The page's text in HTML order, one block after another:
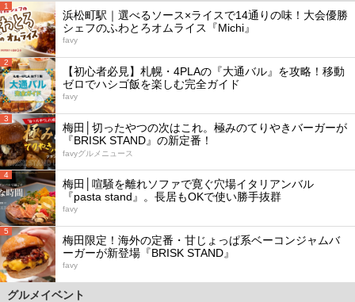
1
浜松町駅｜選べるソース×ライスで14通りの味！大会優勝
シェフのふわとろオムライス『Michi』
favy
2
【初心者必見】札幌・4PLAの『大通バル』を攻略！移動
ゼロでハシゴ飯を楽しむ完全ガイド
favy
3
梅田│切ったやつの次はこれ。極みのてりやきバーガーが
『BRISK STAND』の新定番！
favyグルメニュース
4
梅田│喧騒を離れソファで寛ぐ穴場イタリアンバル
『pasta stand』。長居もOKで使い勝手抜群
favy
5
梅田限定！海外の定番・甘じょっぱ系ベーコンジャムバ
ーガーが新登場『BRISK STAND』
favy
グルメイベント